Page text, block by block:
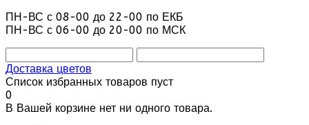
ПН-ВС с 08-00 до 22-00 по ЕКБ
ПН-ВС с 06-00 до 20-00 по МСК
Доставка цветов
Список избранных товаров пуст
0
В Вашей корзине нет ни одного товара.